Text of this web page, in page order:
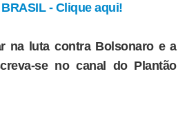
- Clique aqui!
na luta contra Bolsonaro e a
se no canal do Plantão